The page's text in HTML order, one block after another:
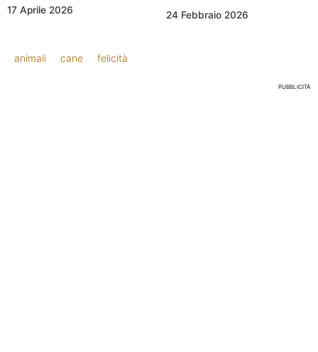
17 Aprile 2026 24 Febbraio 2026
animali cane felicità
PUBBLICITÀ